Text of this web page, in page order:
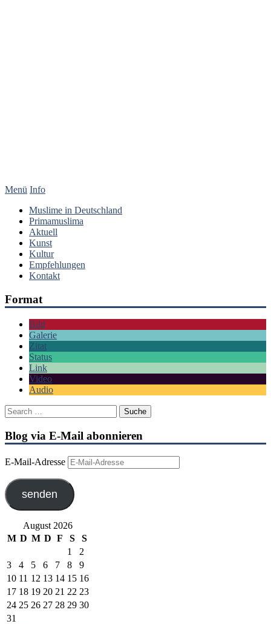
Menü Info
Muslime in Deutschland
Primamuslima
Aktuell
Kunst
Kultur
Empfehlungen
Kontakt
Format
Bild
Galerie
Zitat
Status
Link
Video
Audio
Blog via E-Mail abonnieren
E-Mail-Adresse
senden
August 2026
M D M D F S
S
1
2
3
4 5 6 7 8
9
10 11 12 13 14 15 16
17 18 19 20 21 22 23
24 25 26 27 28 29 30
31